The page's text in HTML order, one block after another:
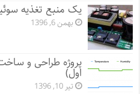
یک منبع تغذیه
بهمن 6, 1396
پروژه طراحی و
اول)
تیر 10, 1396